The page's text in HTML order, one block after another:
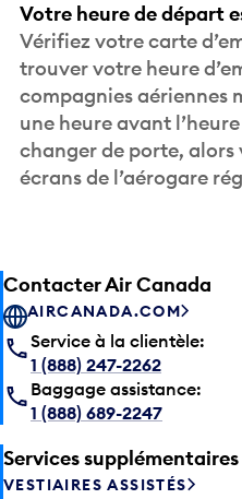
Votre heure de départ
Vérifiez votre carte
trouver votre heure
compagnies aériennes
une heure avant
changer de porte,
écrans de l’aérogare
Contacter Air Canada
AIRCANADA.COM
Service à la clientèle:
1 (888) 247-2262
Baggage assistance:
1 (888) 689-2247
Services supplémentaires
VESTIAIRES ASSISTÉS